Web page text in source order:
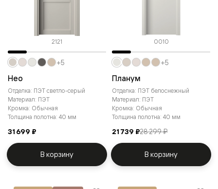
2121
Нео
Отделка: ПЭТ светло-серый
Материал: ПЭТ
Кромка: Обычная
Толщина полотна: 40 мм
31 699 ₽
+5
В корзину
0010
Планум
Отделка: ПЭТ белоснежный
Материал: ПЭТ
Кромка: Обычная
Толщина полотна: 40 мм
21 739 ₽28 299 ₽
+5
В корзину